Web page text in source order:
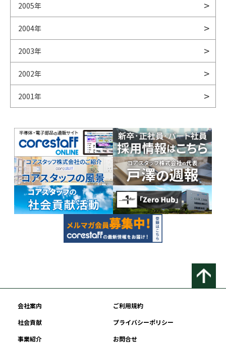
2005年
2004年
2003年
2002年
2001年
会社案内
ご利用規約
社会貢献
プライバシーポリシー
事業紹介
お問合せ